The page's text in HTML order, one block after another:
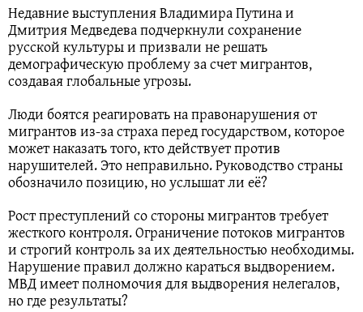
Недавние выступления Владимира Путина и
Дмитрия Медведева подчеркнули сохранение
русской культуры и призвали не решать
демографическую проблему за счет мигрантов,
создавая глобальные угрозы.
Люди боятся реагировать на правонарушения от
мигрантов из-за страха перед государством, которое
может наказать того, кто действует против
нарушителей. Это неправильно. Руководство страны
обозначило позицию, но услышат ли её?
Рост преступлений со стороны мигрантов требует
жесткого контроля. Ограничение потоков мигрантов
и строгий контроль за их деятельностью необходимы.
Нарушение правил должно караться выдворением.
МВД имеет полномочия для выдворения нелегалов,
но где результаты?